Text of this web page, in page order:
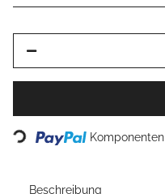
Loading...
Beschreibung